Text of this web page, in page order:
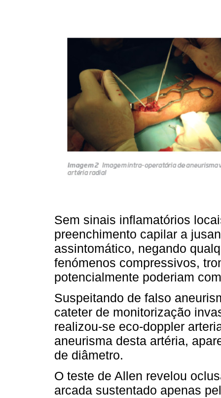
Sem sinais inflamatórios
preenchimento capilar a
assintomático, negando
fenómenos compressivos,
potencialmente poderiam
Suspeitando de falso
cateter de monitorização
realizou-se eco-doppler
aneurisma desta artéria,
de diâmetro.
O teste de Allen revelou
arcada sustentado apenas